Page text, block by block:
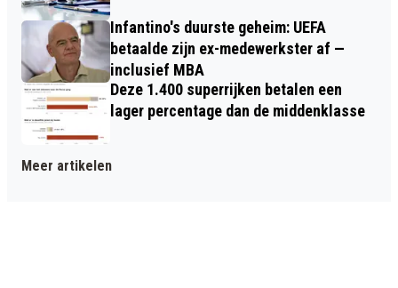
Infantino's duurste geheim: UEFA
betaalde zijn ex-medewerkster af —
inclusief MBA
Deze 1.400 superrijken betalen een
lager percentage dan de middenklasse
Meer artikelen